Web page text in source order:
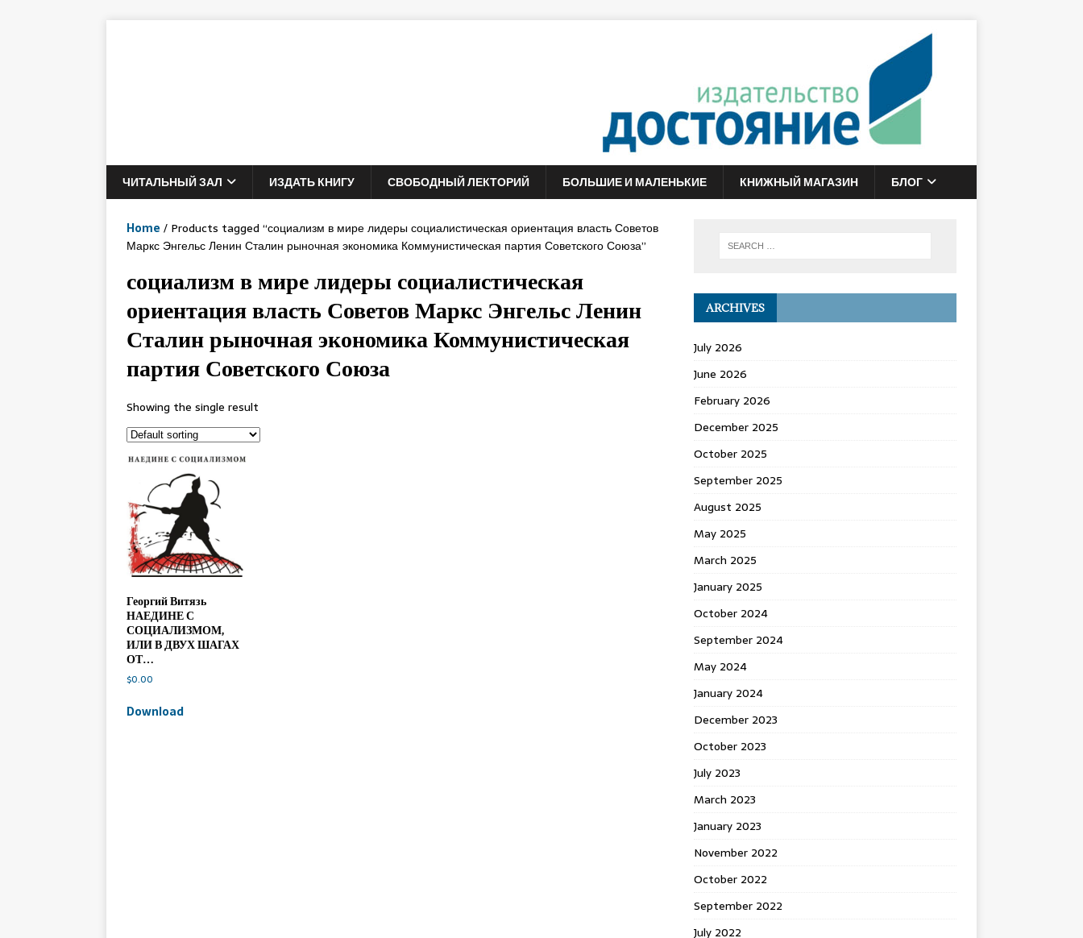
ЧИТАЛЬНЫЙ ЗАЛ ИЗДАТЬ КНИГУ СВОБОДНЫЙ ЛЕКТОРИЙ БОЛЬШИЕ И МАЛЕНЬКИЕ КНИЖНЫЙ МАГАЗИН БЛОГ
Home / Products tagged “социализм в мире лидеры социалистическая ориентация власть Советов
Маркс Энгельс Ленин Сталин рыночная экономика Коммунистическая партия Советского Союза”
социализм в мире лидеры социалистическая
ориентация власть Советов Маркс Энгельс Ленин
Сталин рыночная экономика Коммунистическая
партия Советского Союза
Showing the single result
Георгий Витязь
НАЕДИНЕ С
СОЦИАЛИЗМОМ,
ИЛИ В ДВУХ ШАГАХ
ОТ…
$0.00
Download
ARCHIVES
July 2026
June 2026
February 2026
December 2025
October 2025
September 2025
August 2025
May 2025
March 2025
January 2025
October 2024
September 2024
May 2024
January 2024
December 2023
October 2023
July 2023
March 2023
January 2023
November 2022
October 2022
September 2022
July 2022